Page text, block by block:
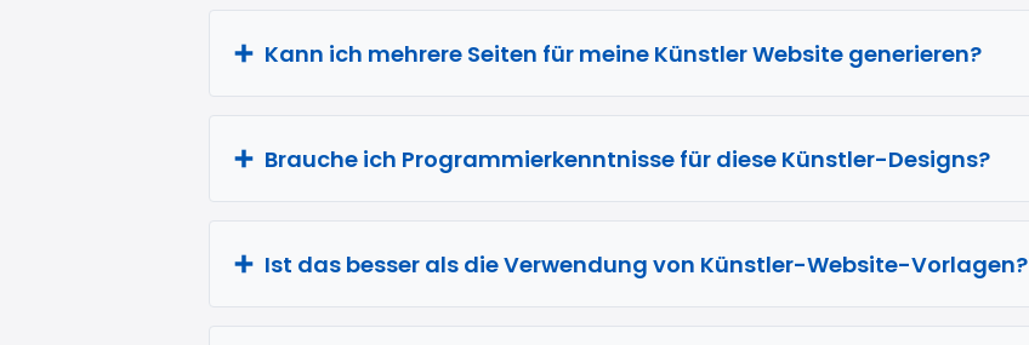
Kann ich mehrere Seiten für meine Künstler Website generieren?
Brauche ich Programmierkenntnisse für diese Künstler-Designs?
Ist das besser als die Verwendung von Künstler-Website-Vorlagen?